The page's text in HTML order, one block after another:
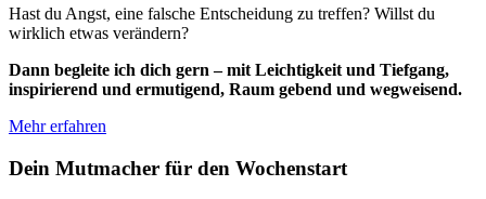
Hast du Angst, eine falsche Entscheidung zu treffen? Willst du
wirklich etwas verändern?
Dann begleite ich dich gern – mit Leichtigkeit und Tiefgang,
inspirierend und ermutigend, Raum gebend und wegweisend.
Mehr erfahren
Dein Mutmacher für den Wochenstart